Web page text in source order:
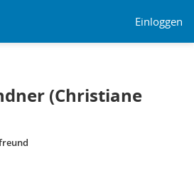
Einloggen
(Christiane